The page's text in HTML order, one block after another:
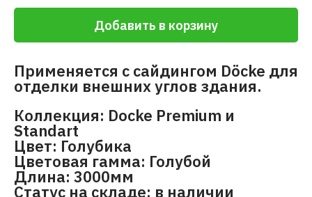
Добавить в корзину
Применяется с сайдингом Döcke для
отделки внешних углов здания.
Коллекция: Docke Premium и
Standart
Цвет: Голубика
Цветовая гамма: Голубой
Длина: 3000мм
Статус на складе: в наличии